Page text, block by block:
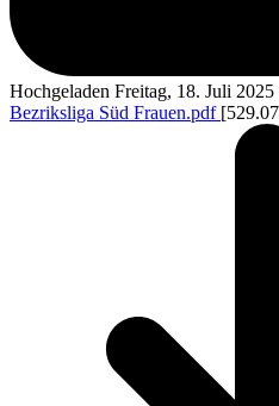
Hochgeladen Freitag, 18. Juli
Bezriksliga Süd Frauen.pdf